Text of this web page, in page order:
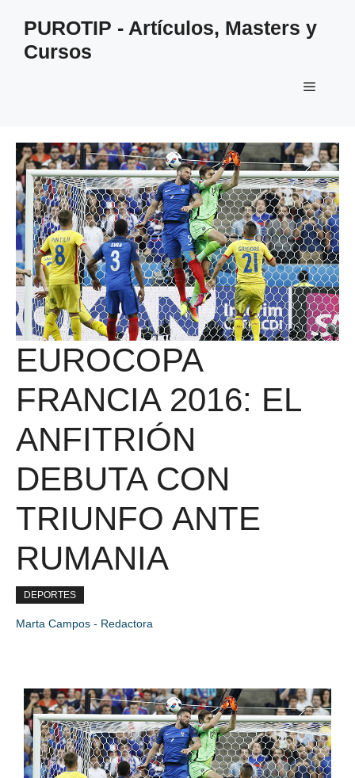
contenido
PUROTIP - Artículos, Masters y
Cursos
Menú
EUROCOPA
FRANCIA 2016: EL
ANFITRIÓN
DEBUTA CON
TRIUNFO ANTE
RUMANIA
DEPORTES
Marta Campos - Redactora